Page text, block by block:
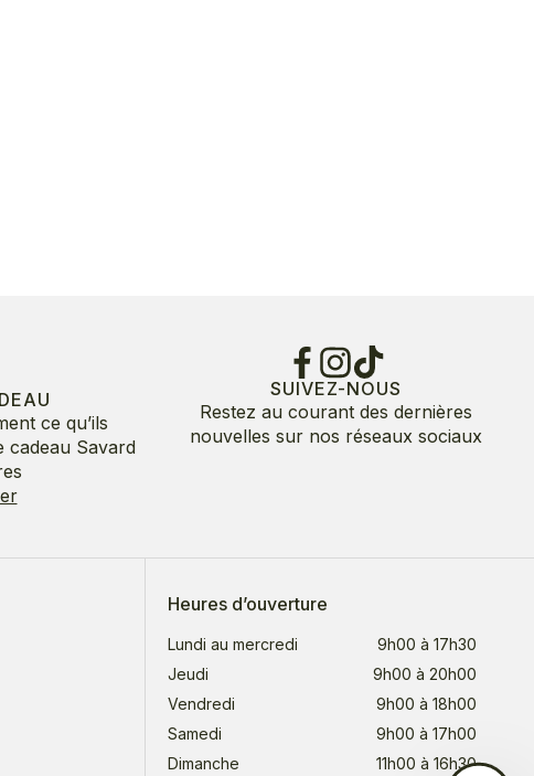
ce qu’ils
cadeau Savard
SUIVEZ-NOUS
Restez au courant des dernières
nouvelles sur nos réseaux sociaux
Heures d’ouverture
Lundi au mercredi
9h00 à 17h30
Jeudi
9h00 à 20h00
Vendredi
9h00 à 18h00
Samedi
9h00 à 17h00
Dimanche
11h00 à 16h30